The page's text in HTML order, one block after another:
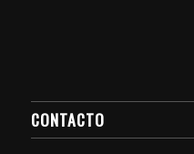
CONTACTO